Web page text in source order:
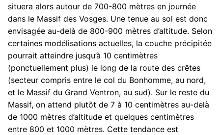
situera alors autour de 700-800 mètres en journée
dans le Massif des Vosges. Une tenue au sol est donc
envisagée au-delà de 800-900 mètres d’altitude. Selon
certaines modélisations actuelles, la couche précipitée
pourrait atteindre jusqu’à 10 centimètres
(ponctuellement plus) le long de la route des crêtes
(secteur compris entre le col du Bonhomme, au nord,
et le Massif du Grand Ventron, au sud). Sur le reste du
Massif, on attend plutôt de 7 à 10 centimètres au-delà
de 1000 mètres d’altitude et quelques centimètres
entre 800 et 1000 mètres. Cette tendance est